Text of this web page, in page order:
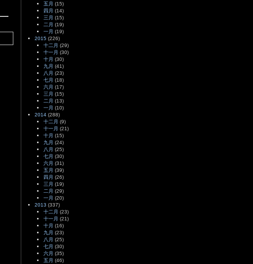
五月 (15)
四月 (14)
三月 (15)
二月 (19)
一月 (19)
2015(226)
十二月 (29)
十一月 (30)
十月 (30)
九月 (41)
八月 (23)
七月 (18)
六月 (17)
三月 (15)
二月 (13)
一月 (10)
2014(288)
十二月 (9)
十一月 (21)
十月 (15)
九月 (24)
八月 (25)
七月 (30)
六月 (31)
五月 (39)
四月 (26)
三月 (19)
二月 (29)
一月 (20)
2013 (337)
十二月 (23)
十一月 (21)
十月 (16)
九月 (23)
八月 (25)
七月 (30)
六月 (35)
五月 (46)